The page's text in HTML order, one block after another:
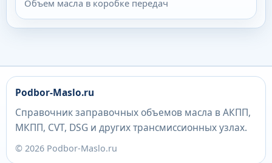
Объем масла в коробке передач
Podbor-Maslo.ru
Справочник заправочных объемов масла в АКПП,
МКПП, CVT, DSG и других трансмиссионных узлах.
© 2026 Podbor-Maslo.ru